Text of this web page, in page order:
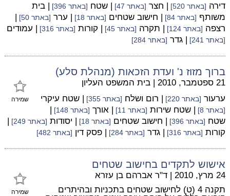
דירה [באתר 520] | חצר [באתר 47] | שטח [באתר 396]
| בית
משותף [באתר 84] | חישוב שטחים [באתר 18] | ערר [באתר 50]
|
רצפה [באתר 124] | תקרה [באתר 45] | קורות [באתר 316] | עמודים
[באתר 241] | גדר [באתר 284]
ברוך מזוז נ' ועדת הזכאות (מנהלת סלע)
שמירה
21 ספטמבר, 2010 | בית המשפט העליון
ערעור [באתר 220] | רום ושלח [באתר 355] | שטח עיקרי
[באתר 8] | שטח שירות [באתר 11] | אורך [באתר 148]
|
שטח [באתר 396] | חישוב שטחים [באתר 18] | יסודות [באתר 249]
|
קורות [באתר 316] | גדר [באתר 284] | פסק דין [באתר 482]
אישוש לתקדים בחישוב שטחים
שמירה
24 מרץ, 2010 | ד"ר אברהם בן עזרא
תקנה 4 (ט) לחישוב שטחים בתכניות ובהיתרים